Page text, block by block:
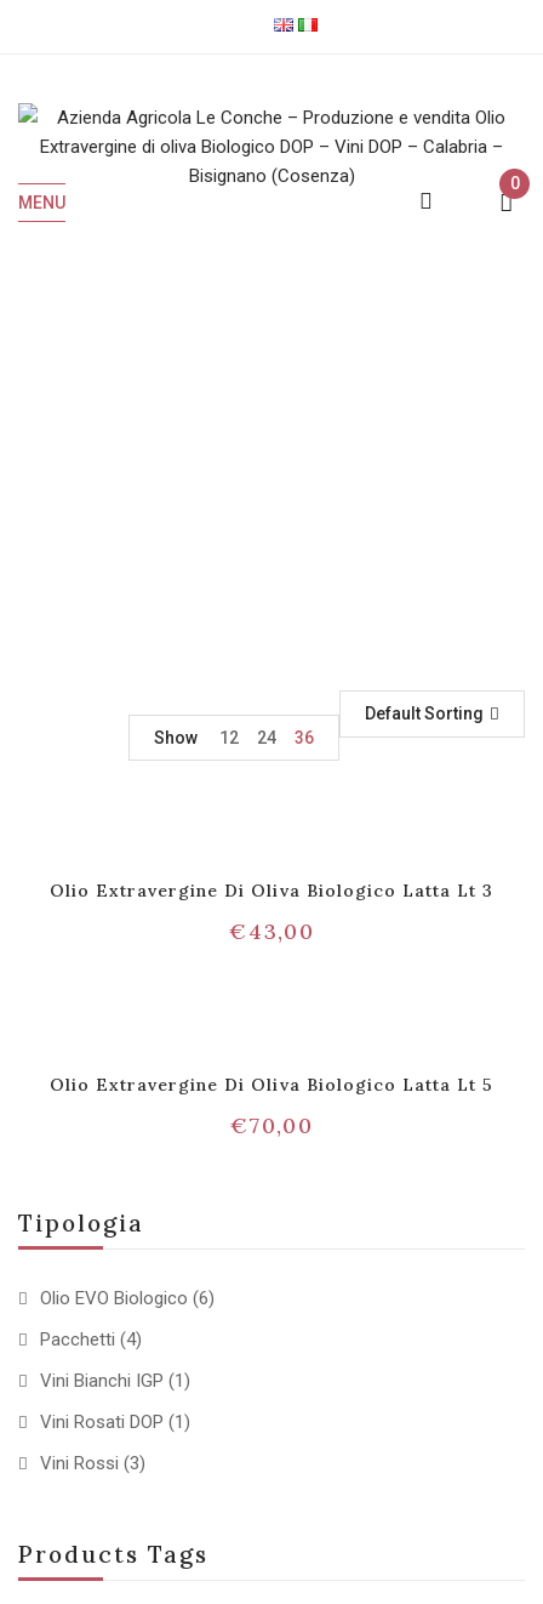
MENU
0
Tipologia
Olio EVO Biologico (6)
Pacchetti (4)
Vini Bianchi IGP (1)
Vini Rosati DOP (1)
Vini Rossi (3)
Products Tags
Default Sorting
Show
12 24 36
Olio Extravergine Di Oliva Biologico Latta Lt 3
€43,00
Olio Extravergine Di Oliva Biologico Latta Lt 5
€70,00